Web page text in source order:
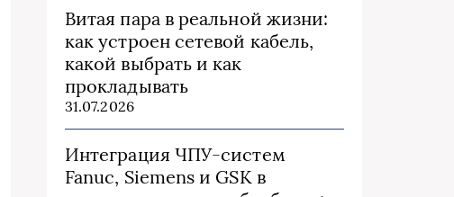
Витая пара в реальной жизни:
как устроен сетевой кабель,
какой выбрать и как
прокладывать
31.07.2026
Интеграция ЧПУ-систем
Fanuc, Siemens и GSK в